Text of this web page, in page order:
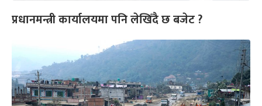
प्रधानमन्त्री कार्यालयमा पनि लेखिँदै छ बजेट ?